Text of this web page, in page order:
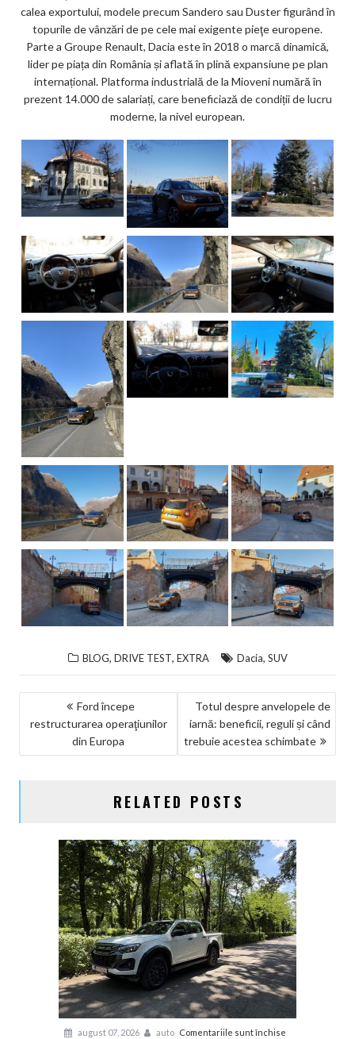
calea exportului, modele precum Sandero sau Duster figurând în
topurile de vânzări de pe cele mai exigente pieţe europene.
Parte a Groupe Renault, Dacia este în 2018 o marcă dinamică,
lider pe piața din România și aflată în plină expansiune pe plan
internațional. Platforma industrială de la Mioveni numără în
prezent 14.000 de salariați, care beneficiază de condiții de lucru
moderne, la nivel european.
BLOG, DRIVE TEST, EXTRA Dacia, SUV
NAVIGARE
ÎN
ARTICOLE
Ford începe
restructurarea operaţiunilor
din Europa
Totul despre anvelopele de
iarnă: beneficii, reguli și când
trebuie acestea schimbate
RELATED POSTS
august 07, 2026 auto Comentariile sunt închise